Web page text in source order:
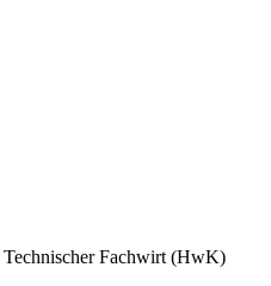
Fachwirt (HwK)